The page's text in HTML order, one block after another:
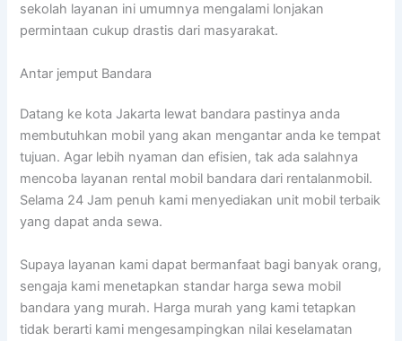
sekolah layanan ini umumnya mengalami lonjakan
permintaan cukup drastis dari masyarakat.
Antar jemput Bandara
Datang ke kota Jakarta lewat bandara pastinya anda
membutuhkan mobil yang akan mengantar anda ke tempat
tujuan. Agar lebih nyaman dan efisien, tak ada salahnya
mencoba layanan rental mobil bandara dari rentalanmobil.
Selama 24 Jam penuh kami menyediakan unit mobil terbaik
yang dapat anda sewa.
Supaya layanan kami dapat bermanfaat bagi banyak orang,
sengaja kami menetapkan standar harga sewa mobil
bandara yang murah. Harga murah yang kami tetapkan
tidak berarti kami mengesampingkan nilai keselamatan